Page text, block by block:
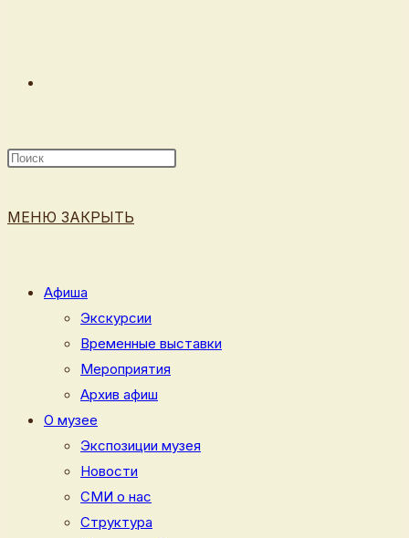
ВЕБ-
МЕНЮ ЗАКРЫТЬ
Афиша
Экскурсии
Временные выставки
Мероприятия
Архив афиш
О музее
Экспозиции музея
Новости
СМИ о нас
Структура